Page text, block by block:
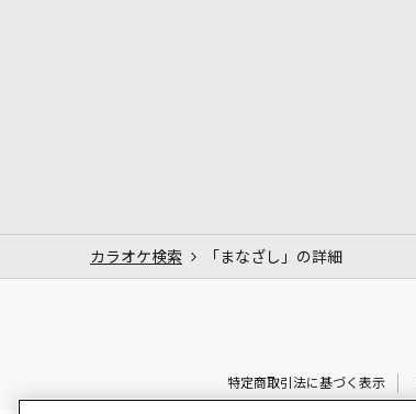
カラオケ検索 「まなざし」の詳細
特定商取引法に基づく表示